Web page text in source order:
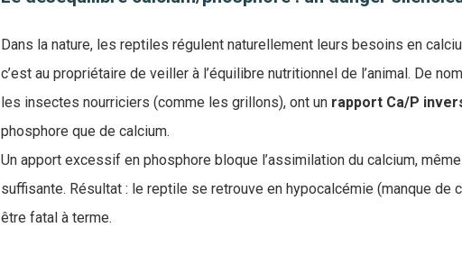
Dans la nature, les reptiles régulent naturellement leurs besoins en
c’est au propriétaire de veiller à l’équilibre nutritionnel de l’animal. De
les insectes nourriciers (comme les grillons), ont un rapport Ca/P
phosphore que de calcium.
Un apport excessif en phosphore bloque l’assimilation du calcium,
suffisante. Résultat : le reptile se retrouve en hypocalcémie (manque de
être fatal à terme.